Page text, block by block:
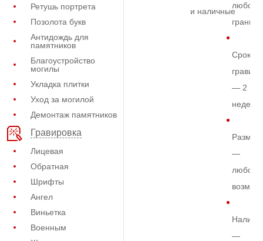
Ретушь портрета
Позолота букв
Антидождь для
памятников
Благоустройство
могилы
Укладка плитки
Уход за могилой
Демонтаж памятников
Гравировка
Лицевая
Обратная
Шрифты
Ангел
Виньетка
Военным
и наличные
любом
граните
Срок
— 2
недели
Размер
—
любой
—